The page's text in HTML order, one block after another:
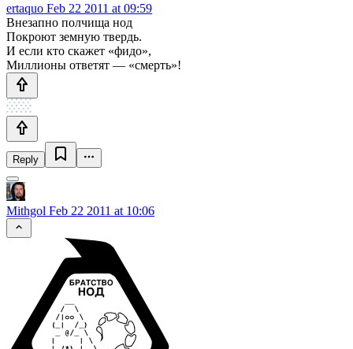
ertaquo Feb 22 2011 at 09:59
Внезапно полчища нод
Покроют земную твердь.
И если кто скажет «фидо»,
Миллионы ответят — «смерть»!
Reply
Mithgol Feb 22 2011 at 10:06